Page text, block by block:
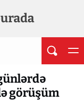
görüşüm